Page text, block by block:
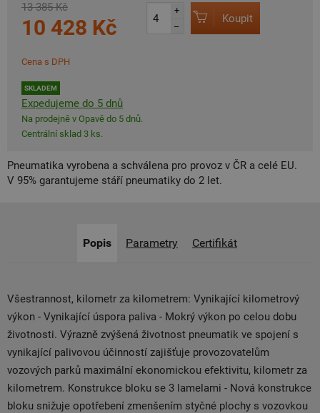
13 385 Kč
10 428 Kč
Cena s DPH
SKLADEM
Expedujeme do 5 dnů
Na prodejně v Opavě do 5 dnů.
Centrální sklad 3 ks.
+
–
Koupit
Pneumatika vyrobena a schválena pro provoz v ČR a celé EU.
V 95% garantujeme stáří pneumatiky do 2 let.
Popis Parametry Certifikát
Všestrannost, kilometr za kilometrem: Vynikající kilometrový
výkon - Vynikající úspora paliva - Mokrý výkon po celou dobu
životnosti. Výrazně zvýšená životnost pneumatik ve spojení s
vynikající palivovou účinností zajišťuje provozovatelům
vozových parků maximální ekonomickou efektivitu, kilometr za
kilometrem. Konstrukce bloku se 3 lamelami - Nová konstrukce
bloku snižuje opotřebení zmenšením styčné plochy s vozovkou